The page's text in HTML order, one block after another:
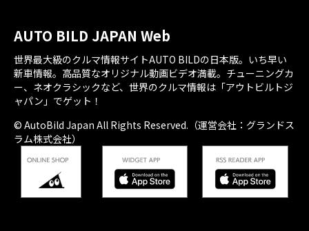
AUTO BILD JAPAN Web
世界最大級のクルマ情報サイトAUTO BILDの日本版。いち早い
新車情報。高品質なオリジナル動画ビデオ満載。チューニングカ
ー、ネオクラシックなど、世界のクルマ情報は「アウトビルトジ
ャパン」でゲット！
© AutoBild Japan All Rights Reserved.（運営会社：グランドス
ラム株式会社）